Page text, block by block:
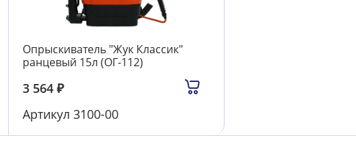
Опрыскиватель "Жук Классик"
ранцевый 15л (ОГ-112)
3 564 ₽
Артикул 3100-00